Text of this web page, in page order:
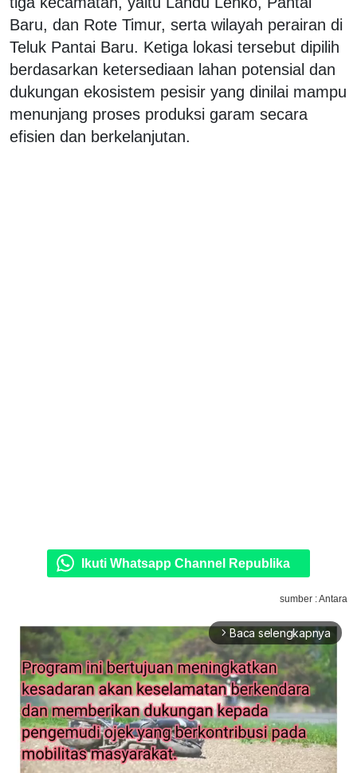
Baru, dan Rote Timur, serta wilayah perairan di
Teluk Pantai Baru. Ketiga lokasi tersebut dipilih
berdasarkan ketersediaan lahan potensial dan
dukungan ekosistem pesisir yang dinilai mampu
menunjang proses produksi garam secara
efisien dan berkelanjutan.
Ikuti Whatsapp Channel Republika
sumber : Antara
arrow_forward_ios Baca selengkapnya